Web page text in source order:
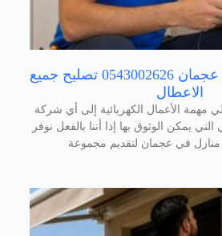
كهربائي منازل في عجمان 0543002626 تصليح جميع
الاعطال
مهمة الأعمال الكهربائية إلى أي شركة
يمكن الوثوق بها إذا أننا بالفعل نوفر
في عجمان لتقديم مجموعة